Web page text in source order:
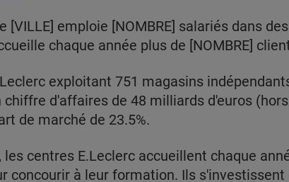
[VILLE] emploie [NOMBRE] salariés dans
chaque année plus de [NOMBRE]
exploitant 751 magasins
chiffre d'affaires de 48 milliards d'euros
de marché de 23.5%.
les centres E.Leclerc accueillent chaque
concourir à leur formation. Ils